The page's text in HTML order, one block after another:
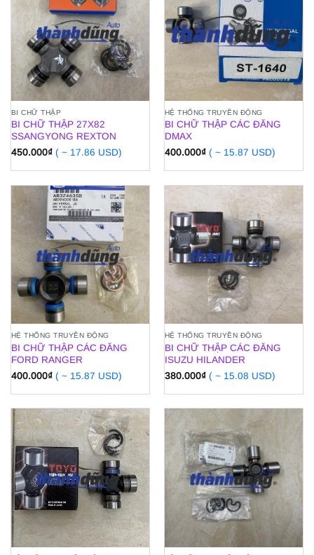
BI CHỮ THẬP
BI CHỮ THẬP 27X82
SSANGYONG REXTON
450.000₫ ( ~ 17.86 USD)
HỆ THỐNG TRUYỀN ĐỘNG
BI CHỮ THẬP CÁC ĐĂNG
DMAX
400.000₫ ( ~ 15.87 USD)
HỆ THỐNG TRUYỀN ĐỘNG
BI CHỮ THẬP CÁC ĐĂNG
FORD RANGER
400.000₫ ( ~ 15.87 USD)
HỆ THỐNG TRUYỀN ĐỘNG
BI CHỮ THẬP CÁC ĐĂNG
ISUZU HILANDER
380.000₫ ( ~ 15.08 USD)